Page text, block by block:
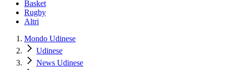
Basket
Rugby
Altri
Mondo Udinese
Udinese
News Udinese